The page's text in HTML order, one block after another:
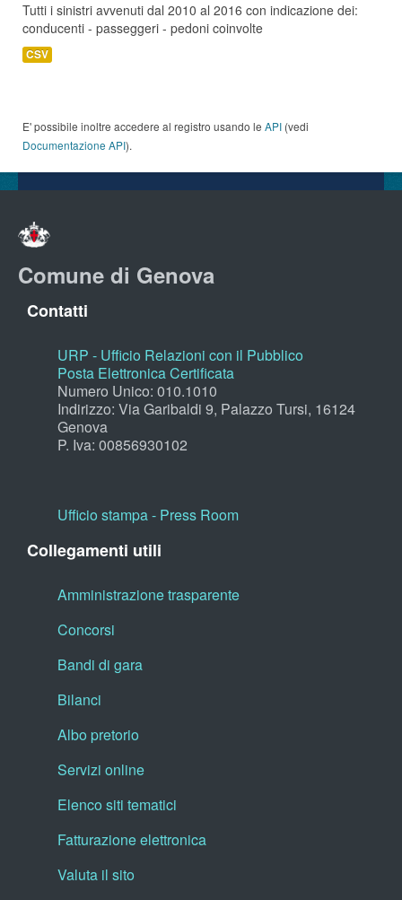
Tutti i sinistri avvenuti dal 2010 al 2016 con indicazione dei:
conducenti - passeggeri - pedoni coinvolte
CSV
E' possibile inoltre accedere al registro usando le API (vedi
Documentazione API).
Comune di Genova
Contatti
URP - Ufficio Relazioni con il Pubblico
Posta Elettronica Certificata
Numero Unico: 010.1010
Indirizzo: Via Garibaldi 9, Palazzo Tursi, 16124
Genova
P. Iva: 00856930102
Ufficio stampa - Press Room
Collegamenti utili
Amministrazione trasparente
Concorsi
Bandi di gara
Bilanci
Albo pretorio
Servizi online
Elenco siti tematici
Fatturazione elettronica
Valuta il sito